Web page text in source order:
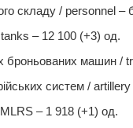
складу / personnel –
tanks – 12 100 (+3) од.
броньованих машин /
систем /
– 1 918 (+1) од.